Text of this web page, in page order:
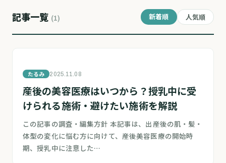
記事一覧 (1) 新着順 人気順
たるみ 2025.11.08
産後の美容医療はいつから？授乳中に受
けられる施術・避けたい施術を解説
この記事の調査・編集方針 本記事は、出産後の肌・髪・
体型の変化に悩む方に向けて、産後美容医療の開始時
期、授乳中に注意した…